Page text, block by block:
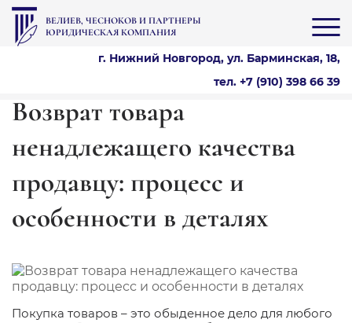
ВЕЛИЕВ, ЧЕСНОКОВ И ПАРТНЕРЫ
ЮРИДИЧЕСКАЯ КОМПАНИЯ
г. Нижний Новгород, ул. Барминская, 18,
тел. +7 (910) 398 66 39
Возврат товара
ненадлежащего качества
продавцу: процесс и
особенности в деталях
Покупка товаров – это обыденное дело для любого